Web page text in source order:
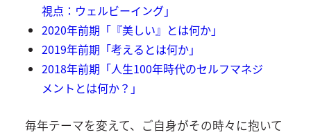
視点：ウェルビーイング」
2020年前期「『美しい』とは何か」
2019年前期「考えるとは何か」
2018年前期「人生100年時代のセルフマネジ
メントとは何か？」
毎年テーマを変えて、ご自身がその時々に抱いて